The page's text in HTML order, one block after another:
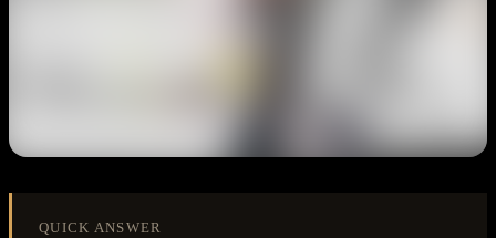
QUICK ANSWER